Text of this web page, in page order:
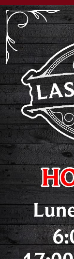
POLICIALES
Grave